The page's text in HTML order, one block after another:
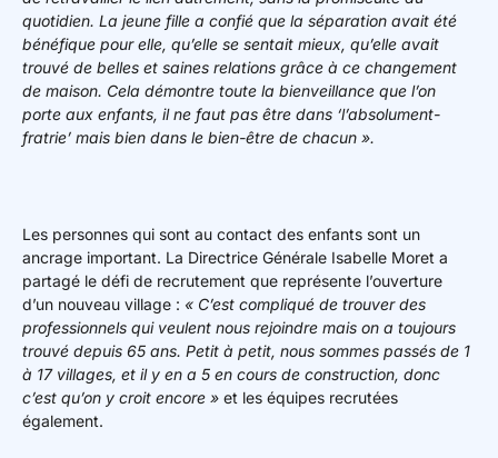
quotidien. La jeune fille a confié que la séparation avait été
bénéfique pour elle, qu’elle se sentait mieux, qu’elle avait
trouvé de belles et saines relations grâce à ce changement
de maison. Cela démontre toute la bienveillance que l’on
porte aux enfants, il ne faut pas être dans ‘l’absolument-
fratrie’ mais bien dans le bien-être de chacun ».
Les personnes qui sont au contact des enfants sont un
ancrage important. La Directrice Générale Isabelle Moret a
partagé le défi de recrutement que représente l’ouverture
d’un nouveau village : « C’est compliqué de trouver des
professionnels qui veulent nous rejoindre mais on a toujours
trouvé depuis 65 ans. Petit à petit, nous sommes passés de 1
à 17 villages, et il y en a 5 en cours de construction, donc
c’est qu’on y croit encore » et les équipes recrutées
également.